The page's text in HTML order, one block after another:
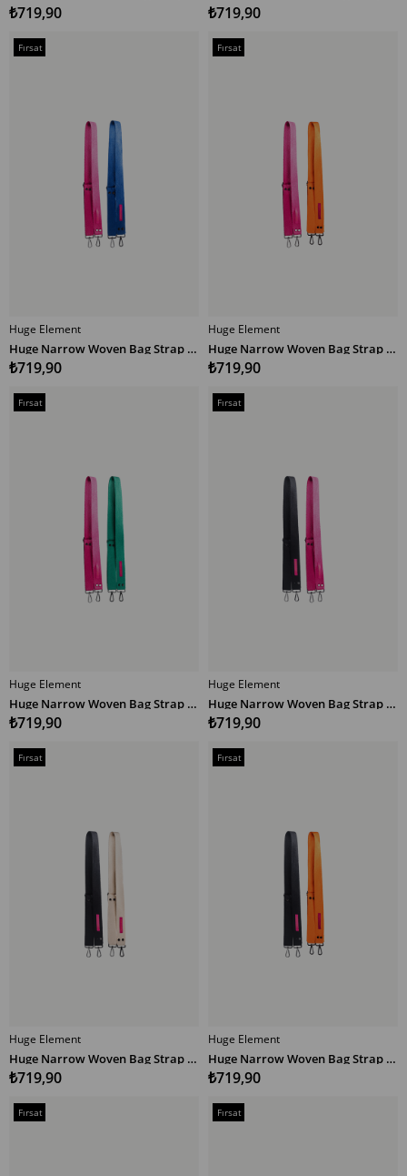
₺719,90 ₺719,90
SEPETE EKLE
Fırsat
Huge Element
Huge Narrow Woven Bag Strap Multicolor PM
₺719,90
SEPETE EKLE
Fırsat
Huge Element
Huge Narrow Woven Bag Strap Multicolor PT
₺719,90
SEPETE EKLE
Fırsat
Huge Element
Huge Narrow Woven Bag Strap Multicolor PY
₺719,90
SEPETE EKLE
Fırsat
Huge Element
Huge Narrow Woven Bag Strap Multicolor SP
₺719,90
SEPETE EKLE
Fırsat
Huge Element
Huge Narrow Woven Bag Strap Multicolor SE
₺719,90
SEPETE EKLE
Fırsat
Huge Element
Huge Narrow Woven Bag Strap Multicolor ST
₺719,90
Fırsat
Fırsat